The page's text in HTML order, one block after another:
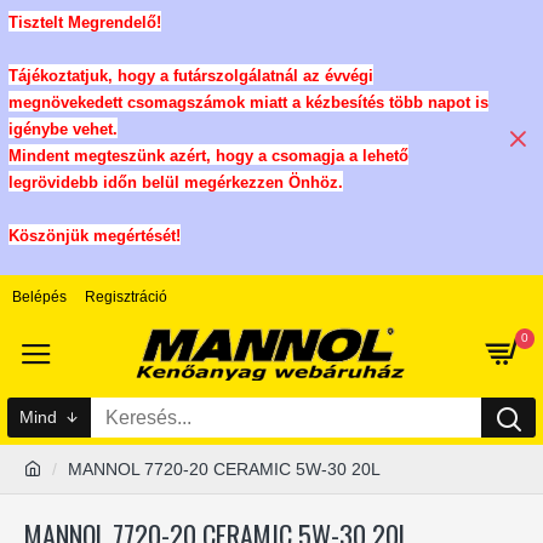
Tisztelt Megrendelő!
Tájékoztatjuk, hogy a futárszolgálatnál az évvégi
megnövekedett csomagszámok miatt a kézbesítés több napot is
igénybe vehet.
Mindent megteszünk azért, hogy a csomagja a lehető
legrövidebb időn belül megérkezzen Önhöz.
Köszönjük megértését!
Belépés Regisztráció
0
Mind
MANNOL 7720-20 CERAMIC 5W-30 20L
MANNOL 7720-20 CERAMIC 5W-30 20L